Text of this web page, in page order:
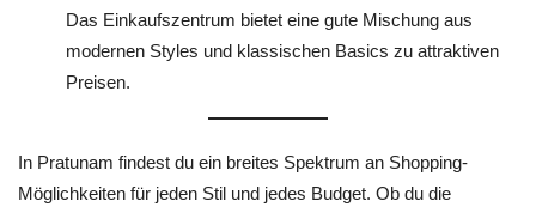
Das Einkaufszentrum bietet eine gute Mischung aus
modernen Styles und klassischen Basics zu attraktiven
Preisen.
In Pratunam findest du ein breites Spektrum an Shopping-
Möglichkeiten für jeden Stil und jedes Budget. Ob du die